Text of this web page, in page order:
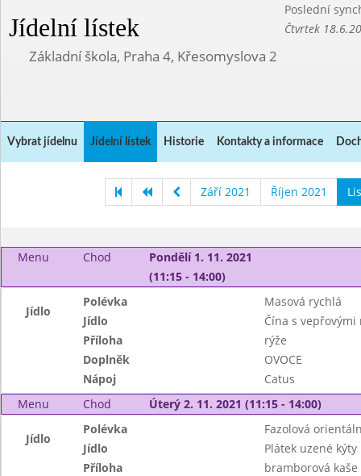
Jídelní lístek
Poslední
Čtvrtek
Základní škola, Praha 4, Křesomyslova 2
Vybrat jídelnu Jídelní lístek Historie Kontakty a informace
Září 2021 Říjen 2021
Menu Chod
Pondělí 1. 11. 2021
(11:15 - 14:00)
Jídlo
Polévka
Masová rychlá
Jídlo
Čína s
Příloha
rýže
Doplněk
OVOCE
Nápoj
Catus
Menu
Chod Úterý 2. 11. 2021 (11:15 - 14:00)
Jídlo
Polévka
Fazolová
Jídlo
Plátek uzené kýty
Příloha
bramborová kaše